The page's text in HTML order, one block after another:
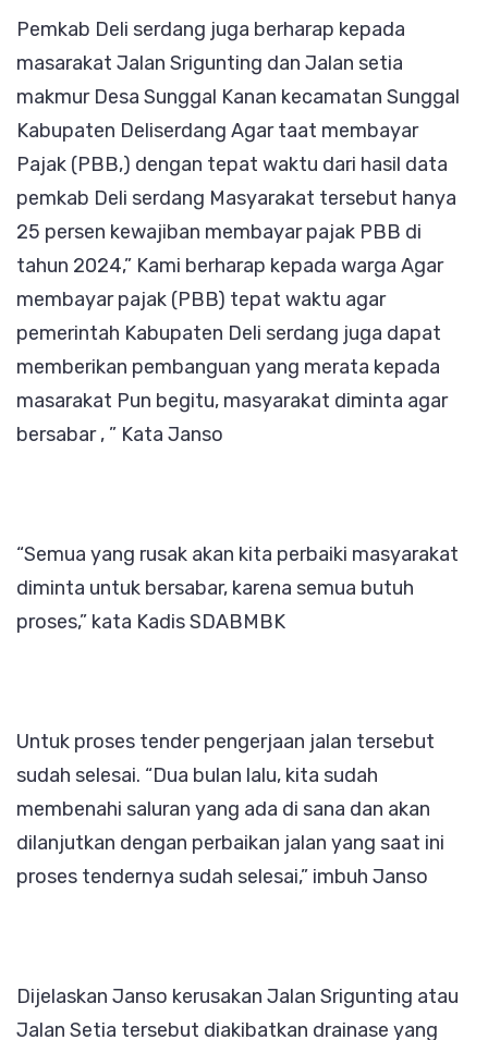
Pemkab Deli serdang juga berharap kepada
masarakat Jalan Srigunting dan Jalan setia
makmur Desa Sunggal Kanan kecamatan Sunggal
Kabupaten Deliserdang Agar taat membayar
Pajak (PBB,) dengan tepat waktu dari hasil data
pemkab Deli serdang Masyarakat tersebut hanya
25 persen kewajiban membayar pajak PBB di
tahun 2024,” Kami berharap kepada warga Agar
membayar pajak (PBB) tepat waktu agar
pemerintah Kabupaten Deli serdang juga dapat
memberikan pembanguan yang merata kepada
masarakat Pun begitu, masyarakat diminta agar
bersabar , ” Kata Janso
“Semua yang rusak akan kita perbaiki masyarakat
diminta untuk bersabar, karena semua butuh
proses,” kata Kadis SDABMBK
Untuk proses tender pengerjaan jalan tersebut
sudah selesai. “Dua bulan lalu, kita sudah
membenahi saluran yang ada di sana dan akan
dilanjutkan dengan perbaikan jalan yang saat ini
proses tendernya sudah selesai,” imbuh Janso
Dijelaskan Janso kerusakan Jalan Srigunting atau
Jalan Setia tersebut diakibatkan drainase yang